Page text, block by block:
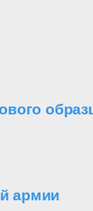
армии